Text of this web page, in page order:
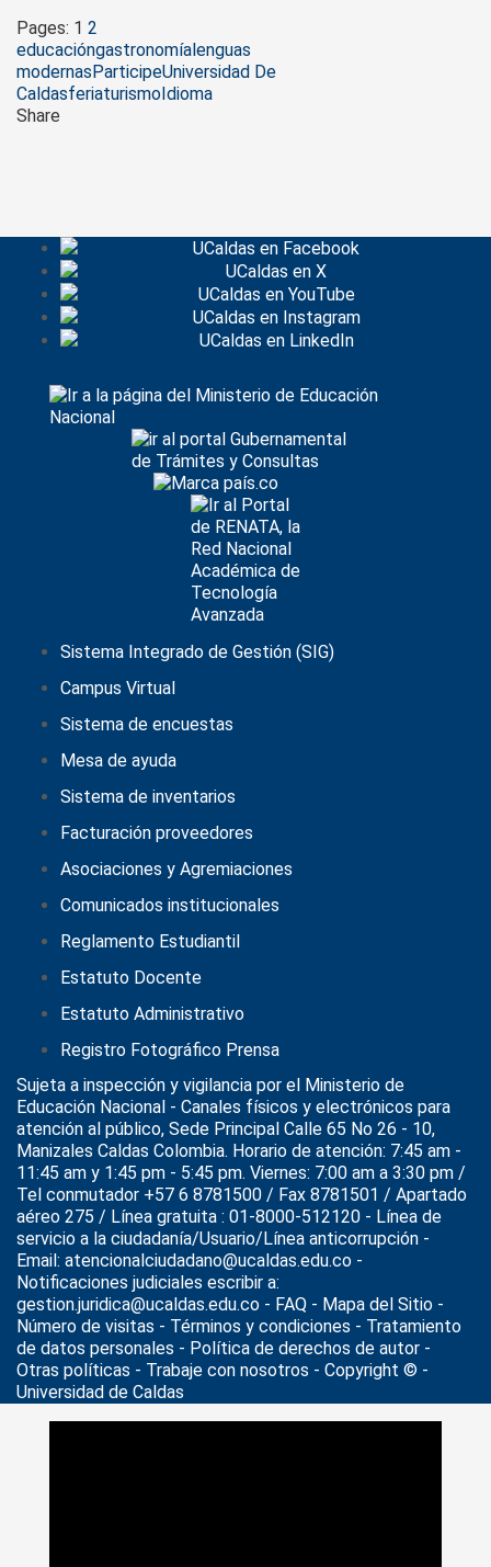
Noticias>Actualidad>Seis culturas hicieron presencia en
Pages: 1 2
Tags
educacióngastronomíalenguas
modernasParticipeUniversidad De
CaldasferiaturismoIdioma
Share
Sistema Integrado de Gestión (SIG)
Campus Virtual
Sistema de encuestas
Mesa de ayuda
Sistema de inventarios
Facturación proveedores
Asociaciones y Agremiaciones
Comunicados institucionales
Reglamento Estudiantil
Estatuto Docente
Estatuto Administrativo
Registro Fotográfico Prensa
Sujeta a inspección y vigilancia por el Ministerio de
Educación Nacional - Canales físicos y electrónicos para
atención al público, Sede Principal Calle 65 No 26 - 10,
Manizales Caldas Colombia. Horario de atención: 7:45 am -
11:45 am y 1:45 pm - 5:45 pm. Viernes: 7:00 am a 3:30 pm /
Tel conmutador +57 6 8781500 / Fax 8781501 / Apartado
aéreo 275 / Línea gratuita : 01-8000-512120 - Línea de
servicio a la ciudadanía/Usuario/Línea anticorrupción -
Email: atencionalciudadano@ucaldas.edu.co -
Notificaciones judiciales escribir a:
gestion.juridica@ucaldas.edu.co - FAQ - Mapa del Sitio -
Número de visitas - Términos y condiciones - Tratamiento
de datos personales - Política de derechos de autor -
Otras políticas - Trabaje con nosotros - Copyright © -
Universidad de Caldas